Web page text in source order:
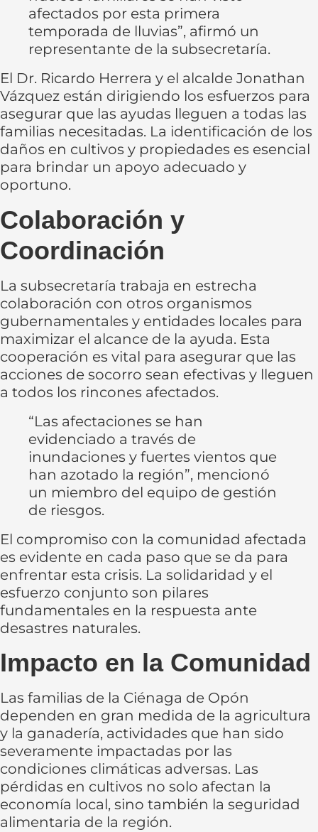
afectados por esta primera
temporada de lluvias”, afirmó un
representante de la subsecretaría.
El Dr. Ricardo Herrera y el alcalde Jonathan
Vázquez están dirigiendo los esfuerzos para
asegurar que las ayudas lleguen a todas las
familias necesitadas. La identificación de los
daños en cultivos y propiedades es esencial
para brindar un apoyo adecuado y
oportuno.
Colaboración y
Coordinación
La subsecretaría trabaja en estrecha
colaboración con otros organismos
gubernamentales y entidades locales para
maximizar el alcance de la ayuda. Esta
cooperación es vital para asegurar que las
acciones de socorro sean efectivas y lleguen
a todos los rincones afectados.
“Las afectaciones se han
evidenciado a través de
inundaciones y fuertes vientos que
han azotado la región”, mencionó
un miembro del equipo de gestión
de riesgos.
El compromiso con la comunidad afectada
es evidente en cada paso que se da para
enfrentar esta crisis. La solidaridad y el
esfuerzo conjunto son pilares
fundamentales en la respuesta ante
desastres naturales.
Impacto en la Comunidad
Las familias de la Ciénaga de Opón
dependen en gran medida de la agricultura
y la ganadería, actividades que han sido
severamente impactadas por las
condiciones climáticas adversas. Las
pérdidas en cultivos no solo afectan la
economía local, sino también la seguridad
alimentaria de la región.